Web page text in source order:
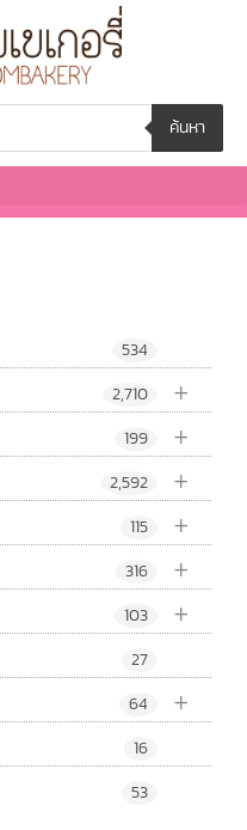
ค้นหา
534
+
2,710
+
199
+
2,592
+
115
+
316
+
103
27
+
64
16
53